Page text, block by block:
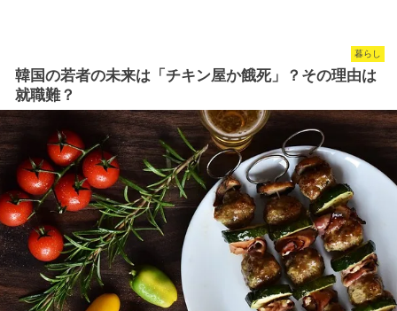
暮らし
韓国の若者の未来は「チキン屋か餓死」？その理由は
就職難？